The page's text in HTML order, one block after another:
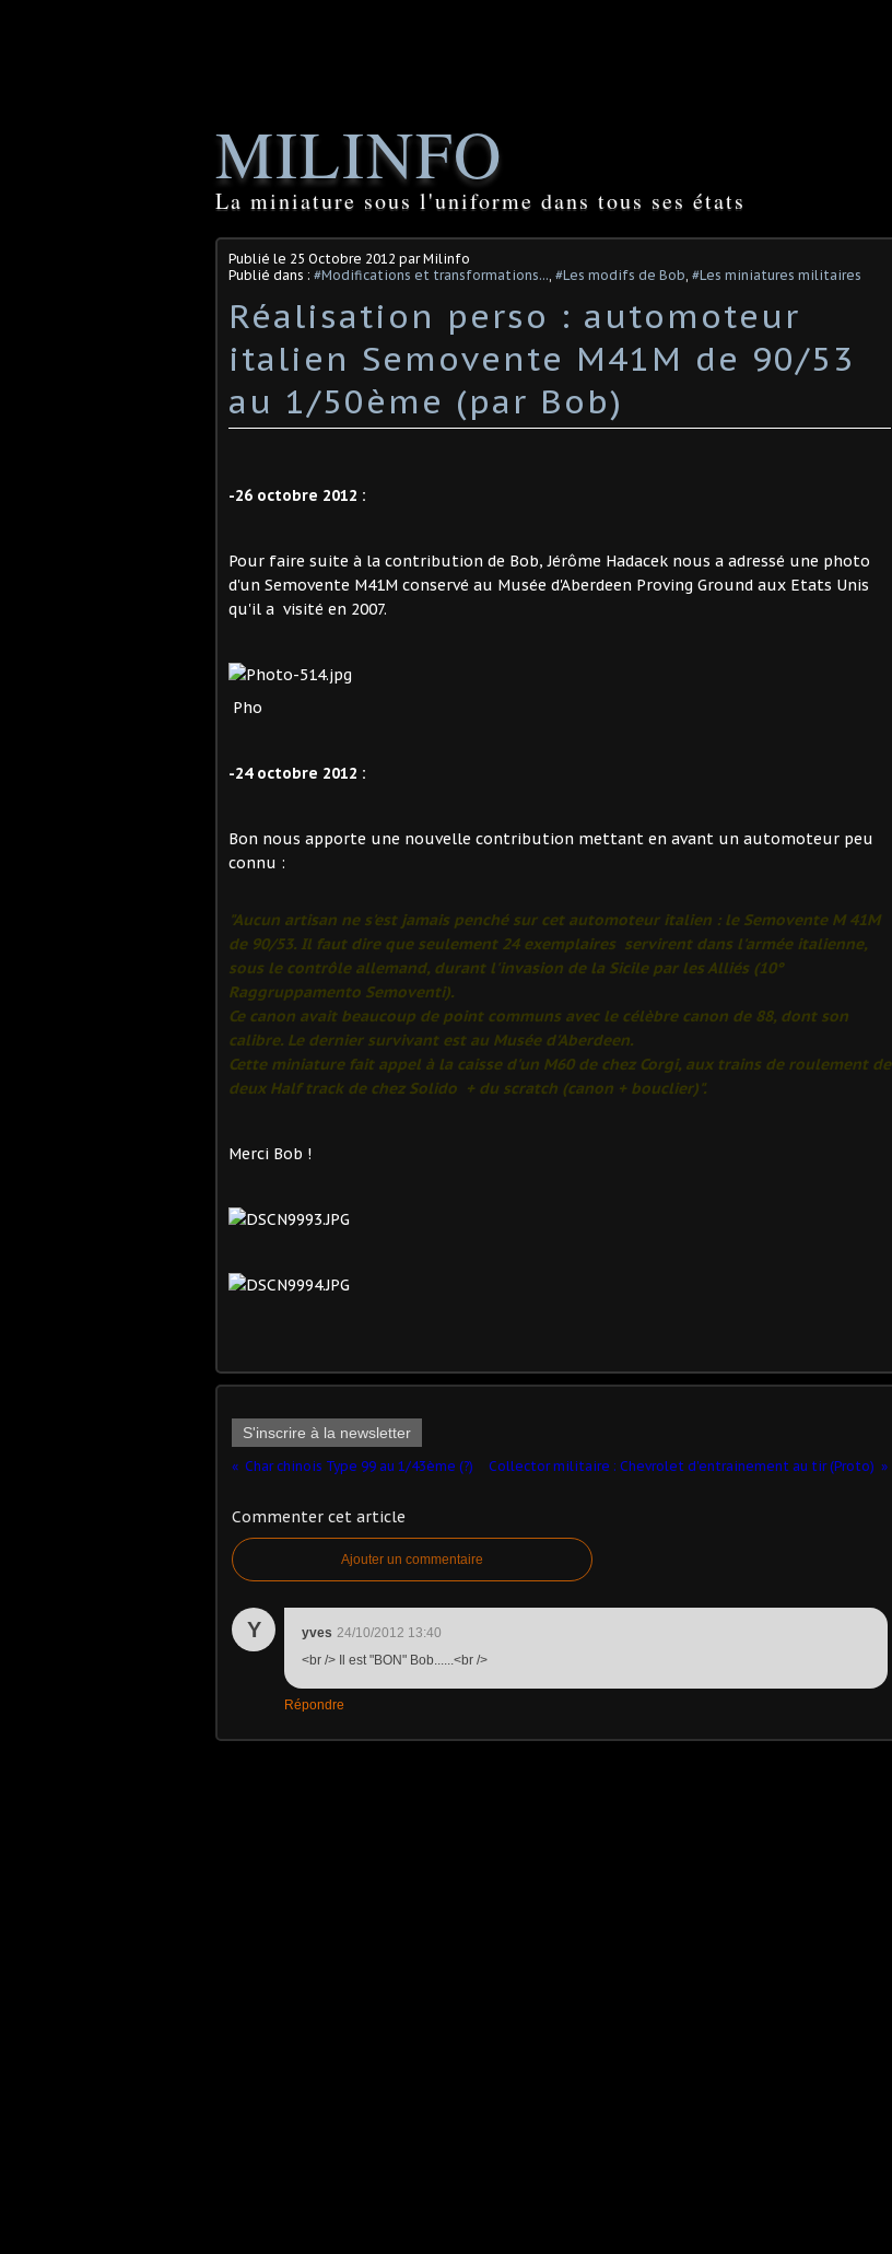
MILINFO
La miniature sous l'uniforme dans tous ses états
Publié le 25 Octobre 2012 par Milinfo
Publié dans : #Modifications et transformations..., #Les modifs de Bob, #Les miniatures militaires
Réalisation perso : automoteur
italien Semovente M41M de 90/53
au 1/50ème (par Bob)
-26 octobre 2012 :
Pour faire suite à la contribution de Bob, Jérôme Hadacek nous a adressé une photo
d'un Semovente M41M conservé au Musée d'Aberdeen Proving Ground aux Etats Unis
qu'il a visité en 2007.
Pho
-24 octobre 2012 :
Bon nous apporte une nouvelle contribution mettant en avant un automoteur peu
connu :
"Aucun artisan ne s'est jamais penché sur cet automoteur italien : le Semovente M 41M
de 90/53. Il faut dire que seulement 24 exemplaires servirent dans l'armée italienne,
sous le contrôle allemand, durant l'invasion de la Sicile par les Alliés (10°
Raggruppamento Semoventi).
Ce canon avait beaucoup de point communs avec le célèbre canon de 88, dont son
calibre. Le dernier survivant est au Musée d'Aberdeen.
Cette miniature fait appel à la caisse d'un M60 de chez Corgi, aux trains de roulement de
deux Half track de chez Solido + du scratch (canon + bouclier)".
Merci Bob !
S'inscrire à la newsletter
Char chinois Type 99 au 1/43ème (?) Collector militaire : Chevrolet d'entrainement au tir (Proto)
Commenter cet article
Ajouter un commentaire
Y yves 24/10/2012 13:40
<br /> Il est "BON" Bob......<br />
Répondre